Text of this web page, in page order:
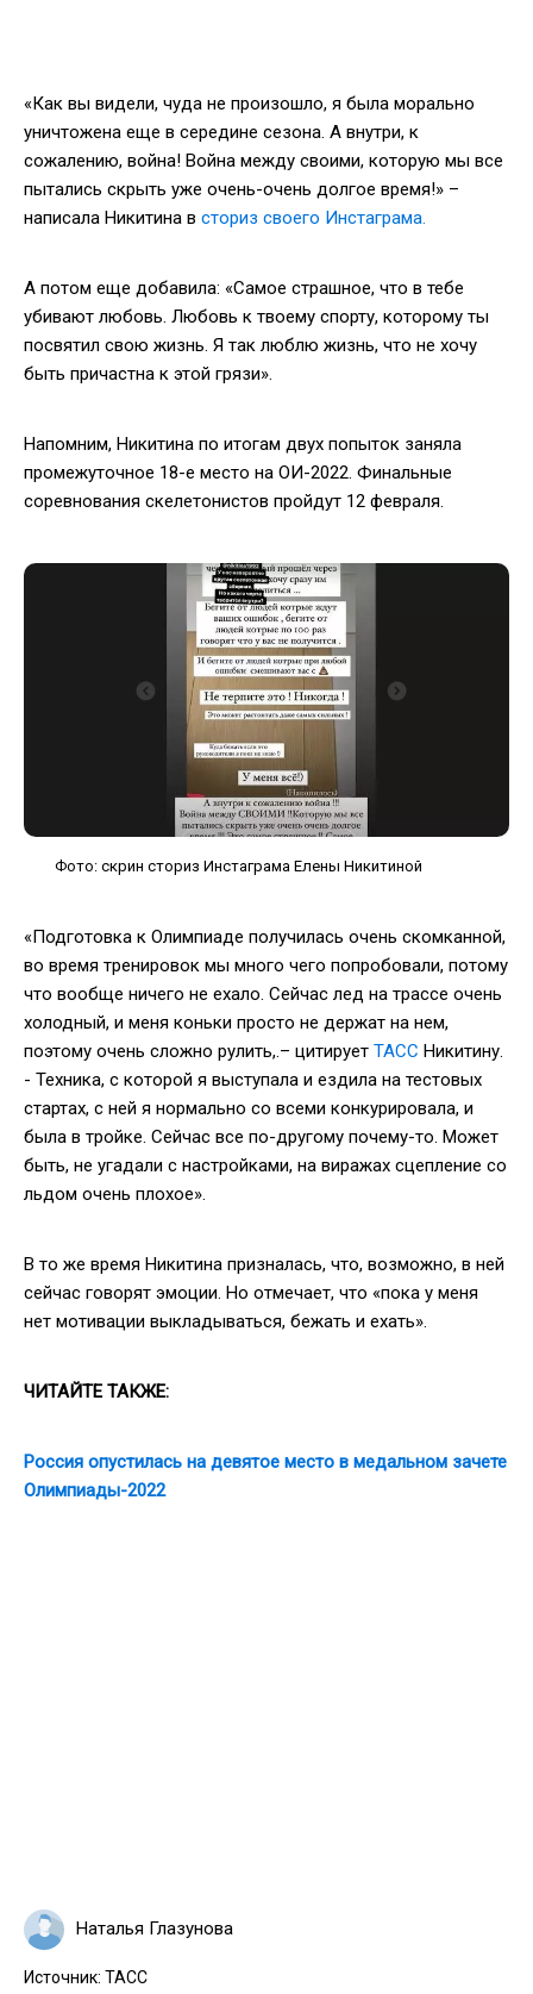
«Как вы видели, чуда не произошло, я была морально
уничтожена еще в середине сезона. А внутри, к
сожалению, война! Война между своими, которую мы все
пытались скрыть уже очень-очень долгое время!» –
написала Никитина в сториз своего Инстаграма.
А потом еще добавила: «Самое страшное, что в тебе
убивают любовь. Любовь к твоему спорту, которому ты
посвятил свою жизнь. Я так люблю жизнь, что не хочу
быть причастна к этой грязи».
Напомним, Никитина по итогам двух попыток заняла
промежуточное 18-е место на ОИ-2022. Финальные
соревнования скелетонистов пройдут 12 февраля.
Фото: скрин сториз Инстаграма Елены Никитиной
«Подготовка к Олимпиаде получилась очень скомканной,
во время тренировок мы много чего попробовали, потому
что вообще ничего не ехало. Сейчас лед на трассе очень
холодный, и меня коньки просто не держат на нем,
поэтому очень сложно рулить,.– цитирует ТАСС Никитину.
- Техника, с которой я выступала и ездила на тестовых
стартах, с ней я нормально со всеми конкурировала, и
была в тройке. Сейчас все по-другому почему-то. Может
быть, не угадали с настройками, на виражах сцепление со
льдом очень плохое».
В то же время Никитина призналась, что, возможно, в ней
сейчас говорят эмоции. Но отмечает, что «пока у меня
нет мотивации выкладываться, бежать и ехать».
ЧИТАЙТЕ ТАКЖЕ:
Россия опустилась на девятое место в медальном зачете
Олимпиады-2022
Наталья Глазунова
Источник: ТАСС